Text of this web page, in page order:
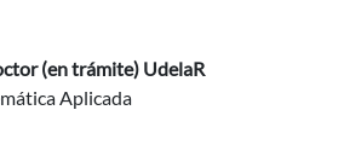
(en trámite) UdelaR
Aplicada